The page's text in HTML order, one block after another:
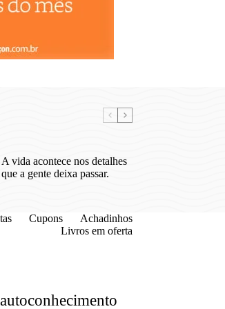
A vida acontece nos detalhes
que a gente deixa passar.
Cupons
Achadinhos
Livros em oferta
autoconhecimento